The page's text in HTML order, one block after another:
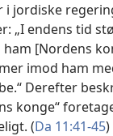
jordiske
„I endens tid
[Nordens
imod ham
Derefter
konge“
(Da 11:41-45